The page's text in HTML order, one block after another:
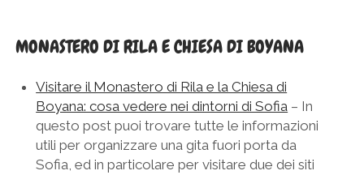
MONASTERO DI RILA E CHIESA DI BOYANA
Visitare il Monastero di Rila e la Chiesa di
Boyana: cosa vedere nei dintorni di Sofia – In
questo post puoi trovare tutte le informazioni
utili per organizzare una gita fuori porta da
Sofia, ed in particolare per visitare due dei siti